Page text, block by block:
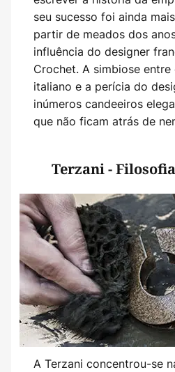
seu sucesso foi ainda
partir de meados dos
influência do designer
Crochet. A simbiose
italiano e a perícia do
inúmeros candeeiros
que não ficam atrás de
Terzani -
A Terzani concentrou-se